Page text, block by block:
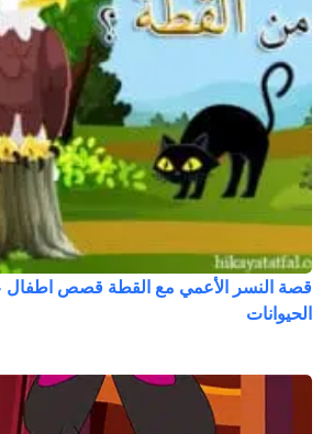
قصة النسر الأعمي مع القطة قصص
الحيوانات